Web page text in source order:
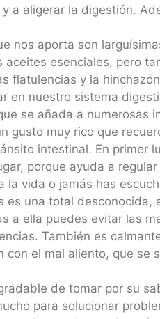
a aligerar la digestión.
nos aporta son
esenciales, pero
flatulencias y la
en nuestro sistema
se añada a numerosas
gusto muy rico que
intestinal. En primer
porque ayuda a
vida o jamás has
una total desconocida,
a ella puedes evitar las
También es
el mal aliento, que se
de tomar por su
para solucionar